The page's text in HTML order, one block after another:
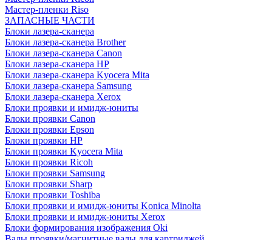
Мастер-пленки Riso
ЗАПАСНЫЕ ЧАСТИ
Блоки лазера-сканера
Блоки лазера-сканера Brother
Блоки лазера-сканера Canon
Блоки лазера-сканера HP
Блоки лазера-сканера Kyocera Mita
Блоки лазера-сканера Samsung
Блоки лазера-сканера Xerox
Блоки проявки и имидж-юниты
Блоки проявки Canon
Блоки проявки Epson
Блоки проявки HP
Блоки проявки Kyocera Mita
Блоки проявки Ricoh
Блоки проявки Samsung
Блоки проявки Sharp
Блоки проявки Toshiba
Блоки проявки и имидж-юниты Konica Minolta
Блоки проявки и имидж-юниты Xerox
Блоки формирования изображения Oki